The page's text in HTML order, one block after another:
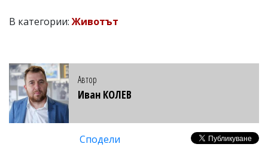
В категории:Животът
Автор
Иван КОЛЕВ
Сподели